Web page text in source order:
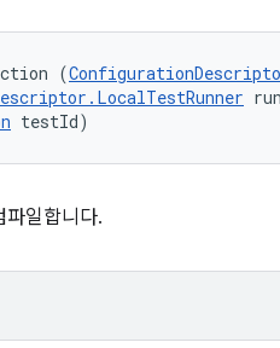
(
testId)
파일합니다.